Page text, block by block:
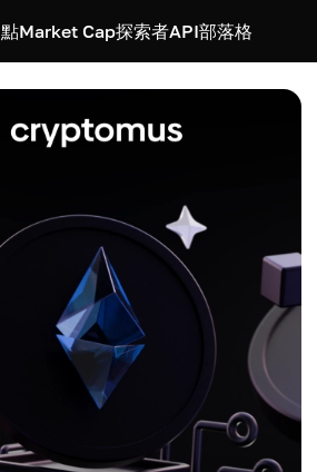
點Market Cap探索者API部落格